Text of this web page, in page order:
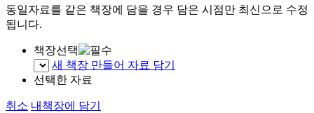
동일자료를 같은 책장에 담을 경우 담은 시점만 최신으로 수정
됩니다.
책장선택
새 책장 만들어 자료 담기
선택한 자료
취소 내책장에 담기